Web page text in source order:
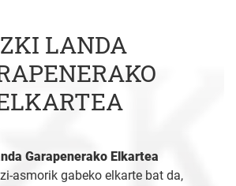
LANDA
Garapenerako Elkartea
asmorik gabeko elkarte bat da,